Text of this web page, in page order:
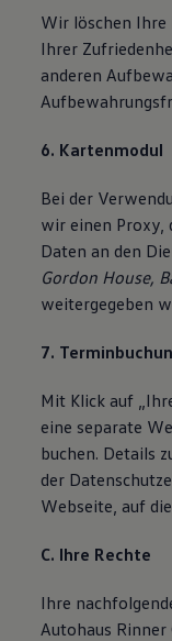
Wir löschen Ihre
Ihrer
anderen
6. Kartenmodul
Bei der
wir einen Proxy,
Daten an den
Gordon House,
weitergegeben
7.
Mit Klick auf
eine separate
buchen. Details
der
Webseite, auf
C. Ihre Rechte
Ihre
Autohaus